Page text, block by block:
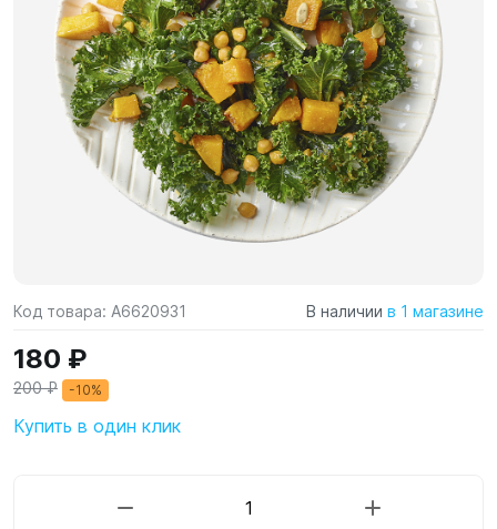
Код товара: A6620931 В наличии в 1 магазине
180 ₽
200 ₽ -10%
Купить в один клик